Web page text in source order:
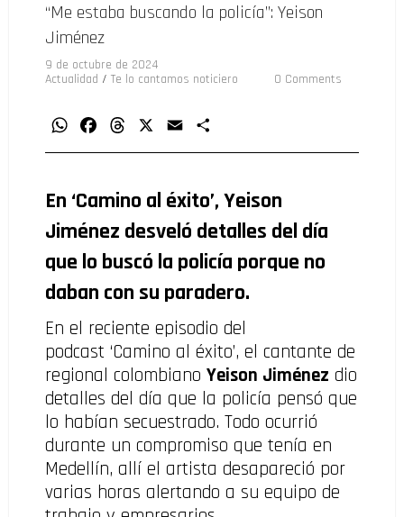
“Me estaba buscando la policía”: Yeison
Jiménez
9 de octubre de 2024
Actualidad / Te lo cantamos noticiero 0 Comments
WhatsAppFacebookThreads Email
En ‘Camino al éxito’, Yeison
Jiménez desveló detalles del día
que lo buscó la policía porque no
daban con su paradero.
En el reciente episodio del
podcast ‘Camino al éxito’, el cantante de
regional colombiano Yeison Jiménez dio
detalles del día que la policía pensó que
lo habían secuestrado. Todo ocurrió
durante un compromiso que tenía en
Medellín, allí el artista desapareció por
varias horas alertando a su equipo de